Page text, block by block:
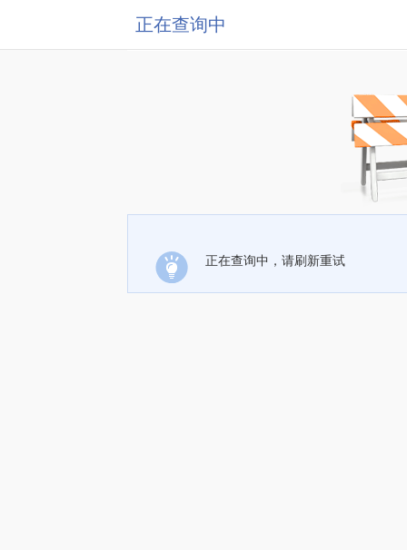
正在查询中
正在查询中，请刷新重试